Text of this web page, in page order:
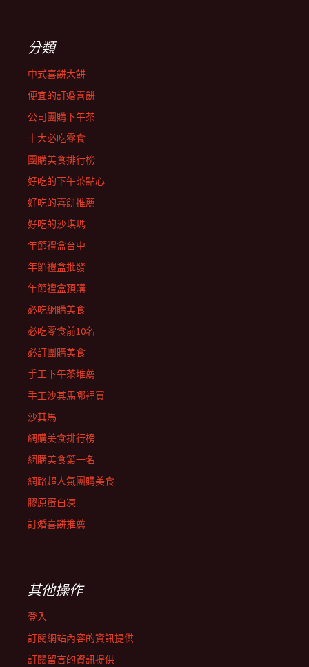
分類
中式喜餅大餅
便宜的訂婚喜餅
公司團購下午茶
十大必吃零食
團購美食排行榜
好吃的下午茶點心
好吃的喜餅推薦
好吃的沙琪瑪
年節禮盒台中
年節禮盒批發
年節禮盒預購
必吃網購美食
必吃零食前10名
必訂團購美食
手工下午茶堆薦
手工沙其馬哪裡買
沙其馬
網購美食排行榜
網購美食第一名
網路超人氣團購美食
膠原蛋白凍
訂婚喜餅推薦
其他操作
登入
訂閱網站內容的資訊提供
訂閱留言的資訊提供